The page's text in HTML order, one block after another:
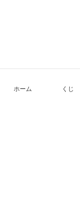
ホーム くじ